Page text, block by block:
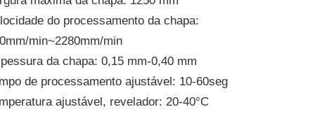
do processamento da chapa:
min~2280mm/min
da chapa: 0,15 mm-0,40 mm
de processamento ajustável: 10-60seg
ajustável, revelador: 20-40°C